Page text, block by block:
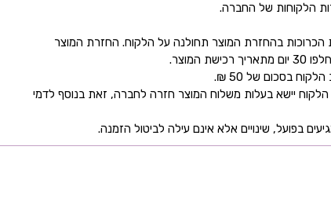
הלקוחות של החברה.
בהחזרת המוצר תחולנה על הלקוח. החזרת המוצר
בסכום של 50 ₪.
יישא בעלות משלוח המוצר חזרה לחברה, זאת בנוסף לדמי
בפועל, שינויים אלא אינם עילה לביטול הזמנה.